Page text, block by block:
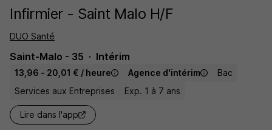
Infirmier - Saint Malo H/F
DUO Santé
Saint-Malo - 35 Intérim
13,96 - 20,01 € / heure Agence d'intérim
Bac
Services aux Entreprises
Exp. 1 à 7 ans
Lire dans l'app